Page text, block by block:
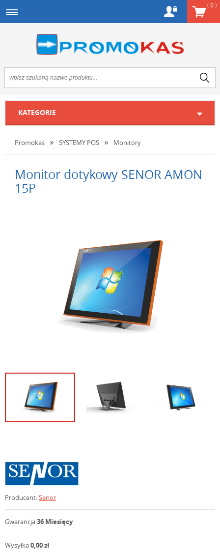
(0)
KATEGORIE
Promokas SYSTEMY POS Monitory
Monitor dotykowy SENOR AMON
15P
Producent:Senor
Gwarancja36 Miesięcy
Wysyłka0,00 zł